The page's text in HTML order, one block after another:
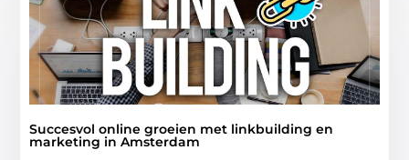
Succesvol online groeien met linkbuilding en
marketing in Amsterdam